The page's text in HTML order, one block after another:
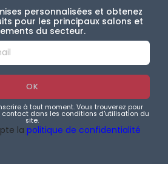
personnalisées et obtenez
pour les principaux salons et
du secteur.
à tout moment. Vous trouverez pour
dans les conditions d'utilisation du
site.
la politique de confidentialité